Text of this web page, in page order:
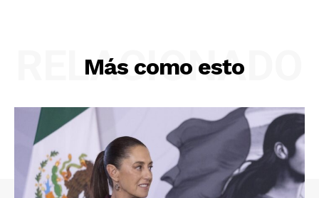
Más como esto
RELACIONADO